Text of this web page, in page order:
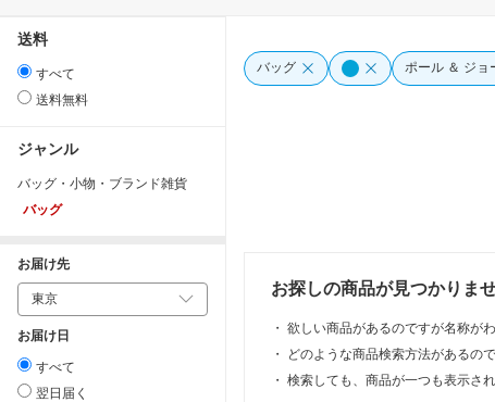
送料
すべて
送料無料
ジャンル
バッグ・小物・ブランド雑貨
バッグ
お届け先
お届け日
すべて
翌日届く
バッグ ポール ＆ ジョ
お探しの商品が見つかりま
・ 欲しい商品があるのですが名称が
・
どのような商品検索方法があるの
・ 検索しても、商品が一つも表示さ